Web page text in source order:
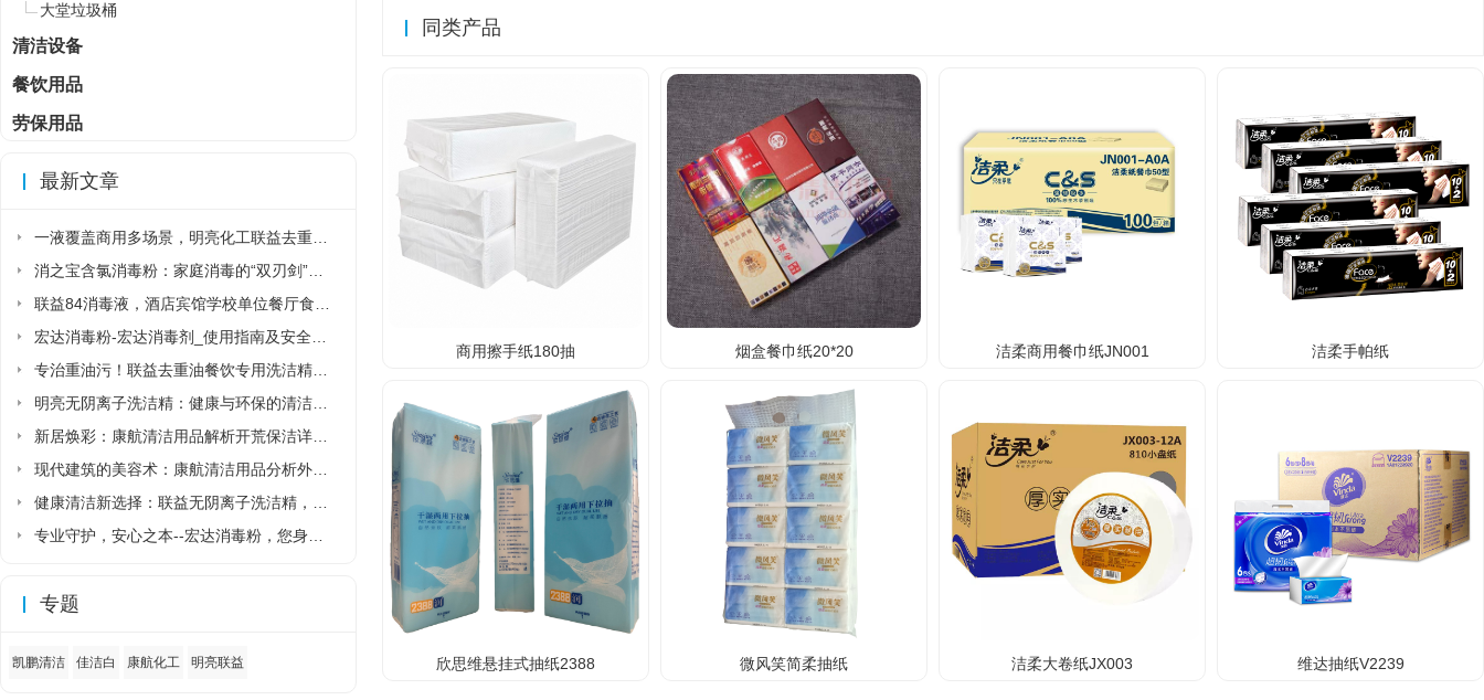
同类产品
商用擦手纸180抽 烟盒餐巾纸20*20 洁柔商用餐巾纸JN001 洁柔手帕纸
欣思维悬挂式抽纸2388 微风笑简柔抽纸 洁柔大卷纸JX003 维达抽纸V2239
大堂垃圾桶
清洁设备
餐饮用品
劳保用品
最新文章
专题
凯鹏清洁 佳洁白 康航化工 明亮联益